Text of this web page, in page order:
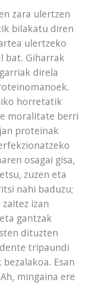
zara ulertzen
bilakatu diren
ulertzeko
bat. Giharrak
direla
horretatik
moralitate berri
proteinak
osagai gisa,
zuzen eta
nahi baduzu;
izan
gantzak
dituzten
tripaundi
Esan
mingaina ere